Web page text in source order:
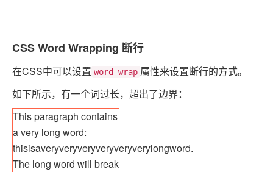
CSS Word Wrapping 断行
在CSS中可以设置 word-wrap 属性来设置断行的方式。
如下所示，有一个词过长，超出了边界：
This paragraph contains
a very long word:
thisisaveryveryveryveryveryverylongword.
The long word will break